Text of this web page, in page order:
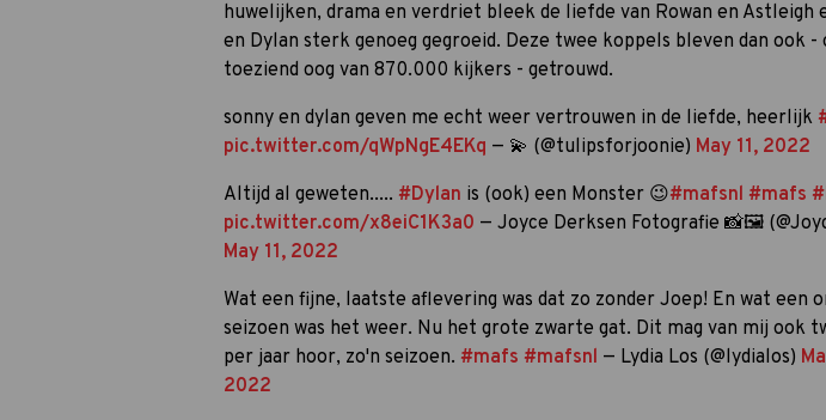
huwelijken, drama en verdriet bleek de liefde van Rowan en Astleigh
en Dylan sterk genoeg gegroeid. Deze twee koppels bleven dan ook -
toeziend oog van 870.000 kijkers - getrouwd.
sonny en dylan geven me echt weer vertrouwen in de liefde, heerlijk
pic.twitter.com/qWpNgE4EKq — 💫 (@tulipsforjoonie) May 11, 2022
Altijd al geweten..... #Dylan is (ook) een Monster 😉#mafsnl #mafs
pic.twitter.com/x8eiC1K3a0 — Joyce Derksen Fotografie 📸🖼️
May 11, 2022
Wat een fijne, laatste aflevering was dat zo zonder Joep! En wat een
seizoen was het weer. Nu het grote zwarte gat. Dit mag van mij ook
per jaar hoor, zo'n seizoen. #mafs #mafsnl — Lydia Los (@lydialos)
2022